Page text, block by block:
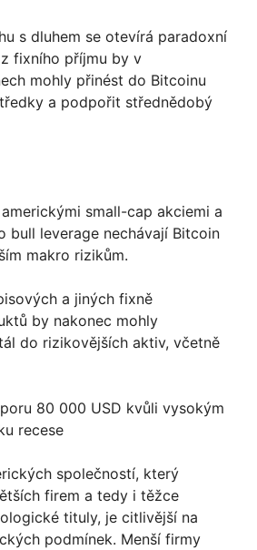
s dluhem se otevírá paradoxní
fixního příjmu by v
mohly přinést do Bitcoinu
a podpořit střednědobý
small-cap akciemi a
bull leverage nechávají Bitcoin
makro rizikům.
a jiných fixně
by nakonec mohly
do rizikovějších aktiv, včetně
80 000 USD kvůli vysokým
recese
společností, který
firem a tedy i těžce
tituly, je citlivější na
podmínek. Menší firmy